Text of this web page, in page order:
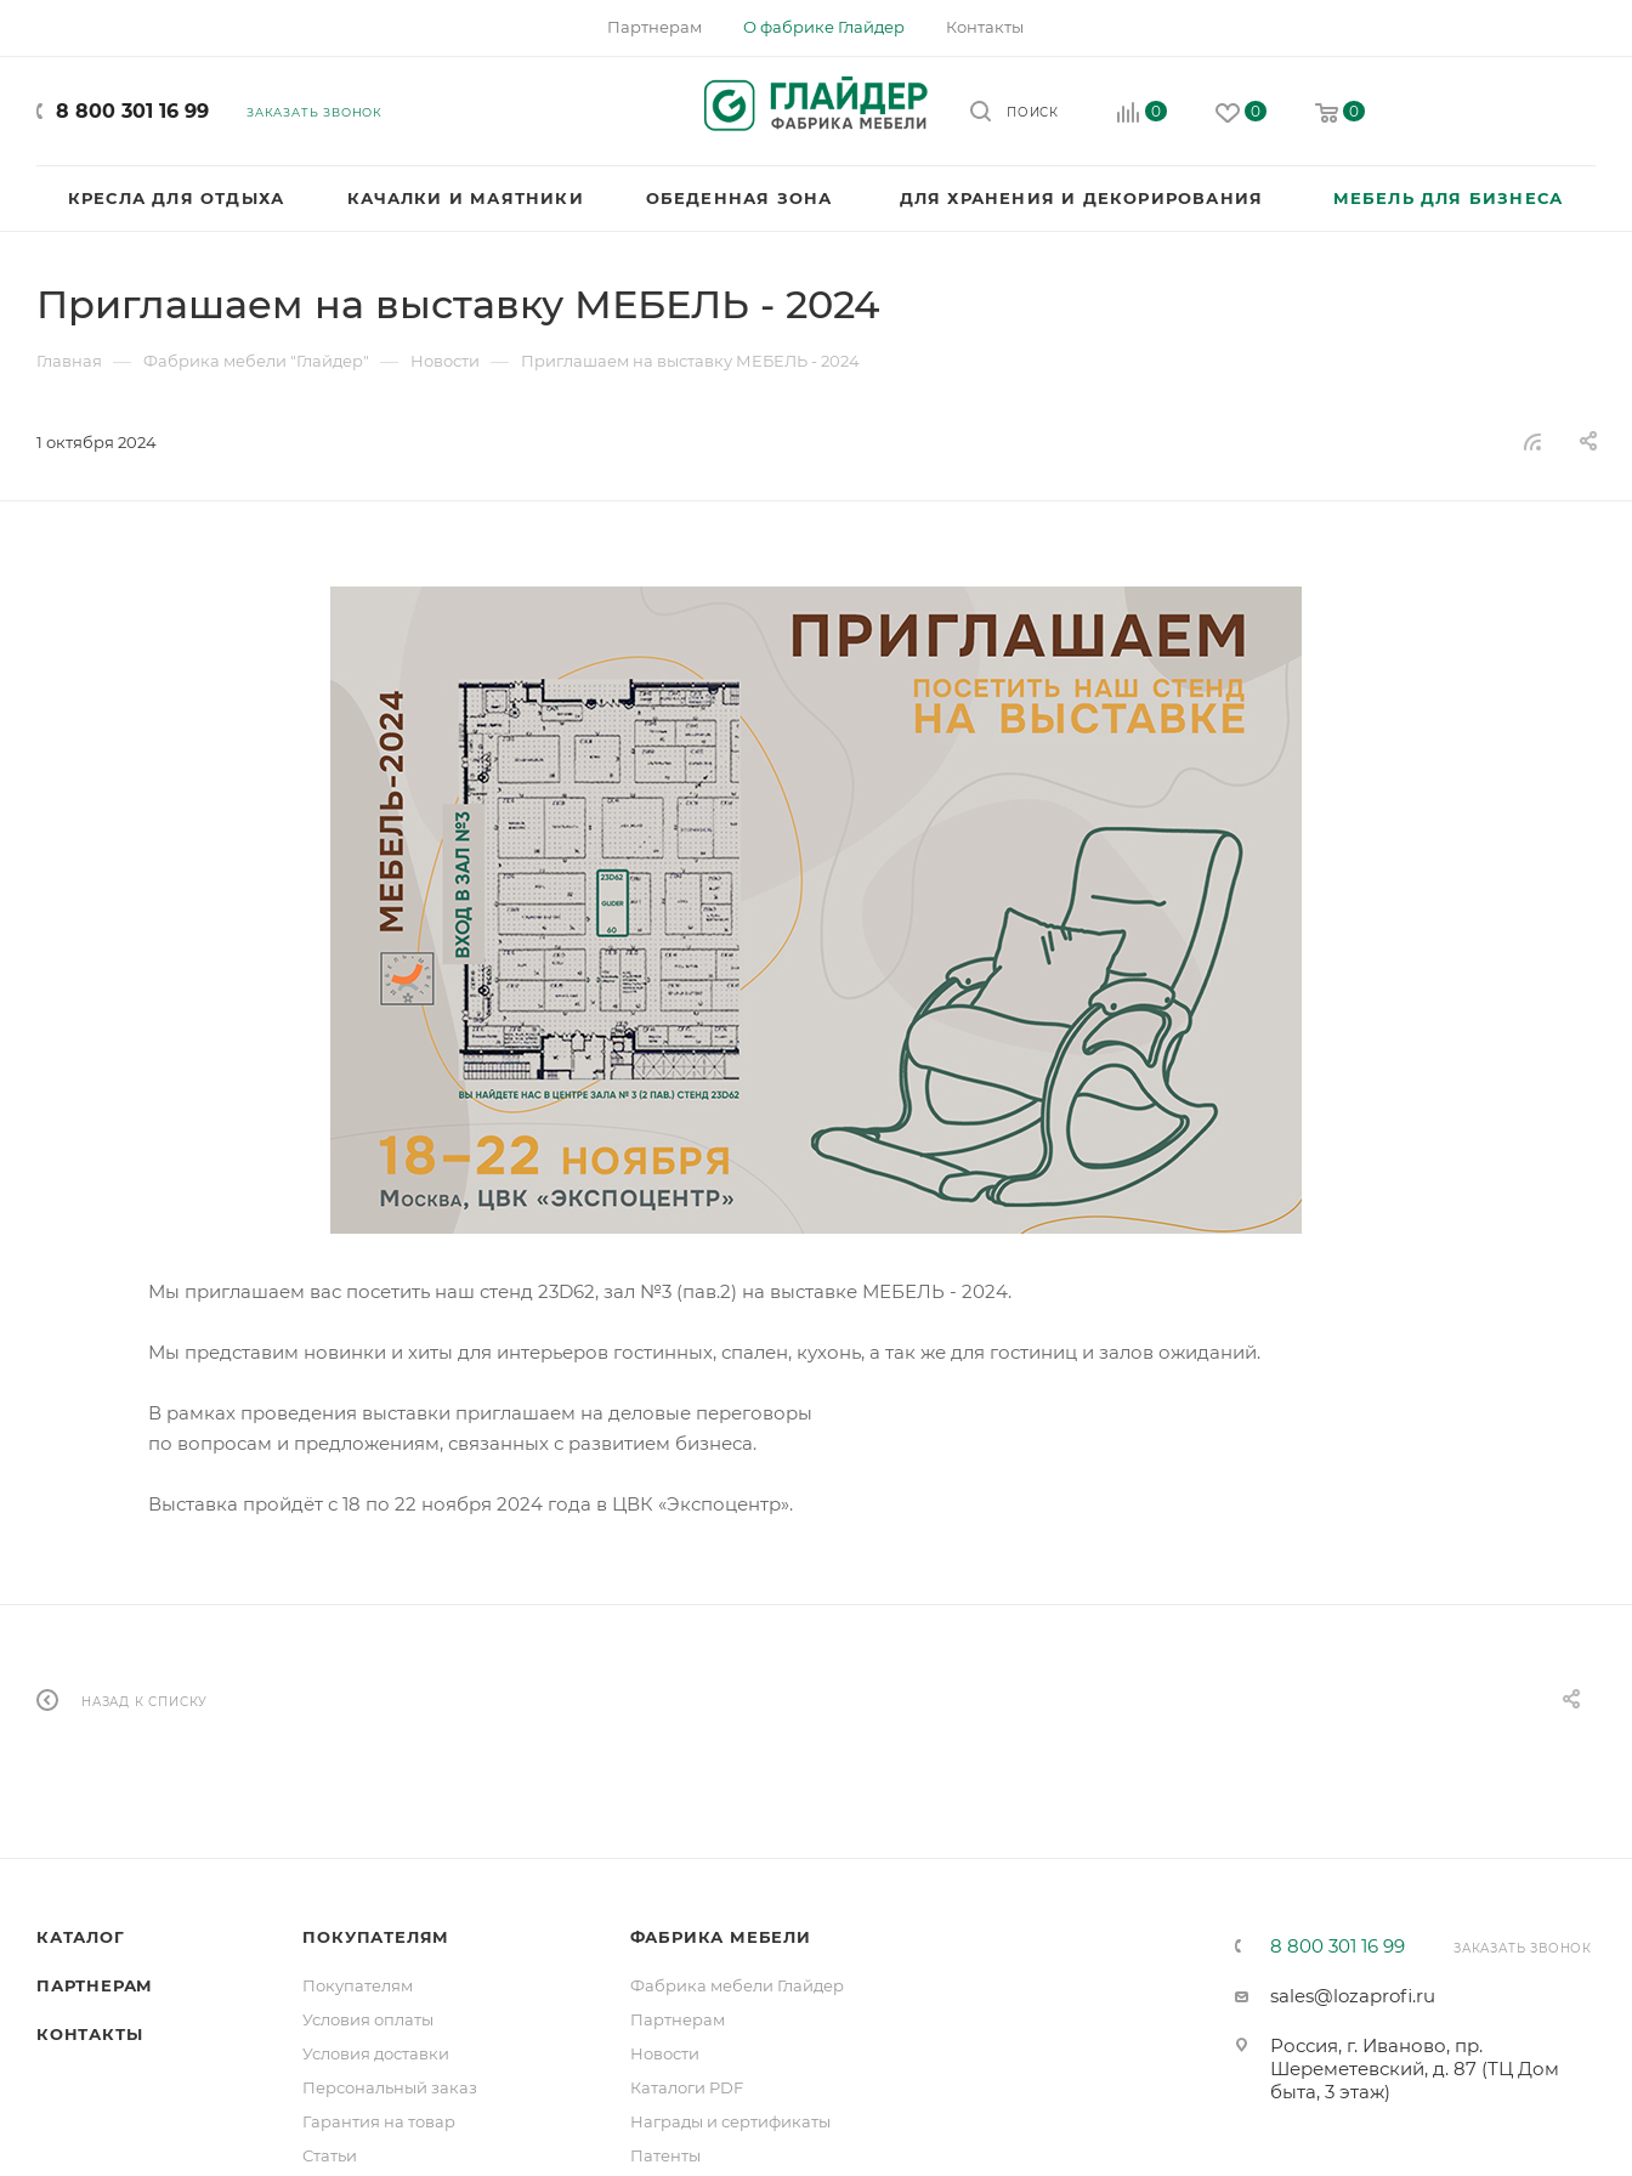
Партнерам О фабрике Глайдер Контакты
8 800 301 16 99 ЗАКАЗАТЬ ЗВОНОК ПОИСК 0 0 0
КРЕСЛА ДЛЯ ОТДЫХА КАЧАЛКИ И МАЯТНИКИ ОБЕДЕННАЯ ЗОНА ДЛЯ ХРАНЕНИЯ И ДЕКОРИРОВАНИЯ МЕБЕЛЬ ДЛЯ БИЗНЕСА
Приглашаем на выставку МЕБЕЛЬ - 2024
Главная — Фабрика мебели "Глайдер" — Новости — Приглашаем на выставку МЕБЕЛЬ - 2024
1 октября 2024
Мы приглашаем вас посетить наш стенд 23D62, зал №3 (пав.2) на выставке МЕБЕЛЬ - 2024.
Мы представим новинки и хиты для интерьеров гостинных, спален, кухонь, а так же для гостиниц и залов ожиданий.
В рамках проведения выставки приглашаем на деловые переговоры
по вопросам и предложениям, связанных с развитием бизнеса.
Выставка пройдёт с 18 по 22 ноября 2024 года в ЦВК «Экспоцентр».
НАЗАД К СПИСКУ
КАТАЛОГ
ПАРТНЕРАМ
КОНТАКТЫ
ПОКУПАТЕЛЯМ
Покупателям
Условия оплаты
Условия доставки
Персональный заказ
Гарантия на товар
Статьи
ФАБРИКА МЕБЕЛИ
Фабрика мебели Глайдер
Партнерам
Новости
Каталоги PDF
Награды и сертификаты
Патенты
8 800 301 16 99 ЗАКАЗАТЬ ЗВОНОК
sales@lozaprofi.ru
Россия, г. Иваново, пр.
Шереметевский, д. 87 (ТЦ Дом
быта, 3 этаж)